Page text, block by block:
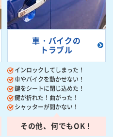
車・バイクの
トラブル
インロックしてしまった！
車やバイクを動かせない！
鍵をシートに閉じ込めた！
鍵が折れた！曲がった！
シャッターが開かない！
その他、何でもOK！